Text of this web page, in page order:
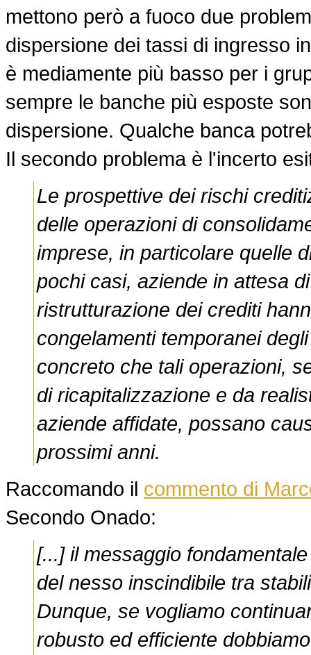
mettono però a fuoco due
dispersione dei tassi di ingresso
è mediamente più basso per i
sempre le banche più esposte
dispersione. Qualche banca
Il secondo problema è l'incerto
Le prospettive dei rischi
delle operazioni di
imprese, in particolare quelle
pochi casi, aziende in attesa
ristrutturazione dei crediti
congelamenti temporanei
concreto che tali operazioni,
di ricapitalizzazione e da
aziende affidate, possano
prossimi anni.
Raccomando il commento di
Secondo Onado:
[...] il messaggio
del nesso inscindibile tra
Dunque, se vogliamo
robusto ed efficiente